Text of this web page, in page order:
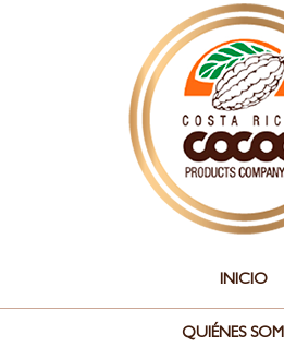
INICIO
QUIÉNES